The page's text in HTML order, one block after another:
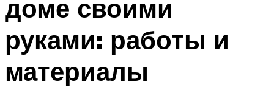
доме своими
руками: работы и
материалы